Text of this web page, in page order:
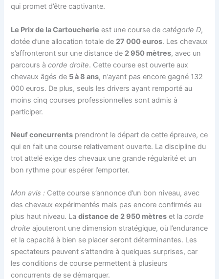
qui promet d’être captivante.
Le Prix de la Cartoucherie est une course decatégorie D,
dotée d’une allocation totale de 27 000 euros. Les chevaux
s’affronteront sur une distance de 2 950 mètres, avec un
parcours àcorde droite. Cette course est ouverte aux
chevaux âgés de 5 à 8 ans, n’ayant pas encore gagné 132
000 euros. De plus, seuls les drivers ayant remporté au
moins cinq courses professionnelles sont admis à
participer.
Neuf concurrents prendront le départ de cette épreuve, ce
qui en fait une course relativement ouverte. La discipline du
trot attelé exige des chevaux une grande régularité et un
bon rythme pour espérer l’emporter.
Mon avis : Cette course s’annonce d’un bon niveau, avec
des chevaux expérimentés mais pas encore confirmés au
plus haut niveau. Ladistance de 2 950 mètres et lacorde
droite ajouteront une dimension stratégique, où l’endurance
et la capacité à bien se placer seront déterminantes. Les
spectateurs peuvent s’attendre à quelques surprises, car
les conditions de course permettent à plusieurs
concurrents de se démarquer.